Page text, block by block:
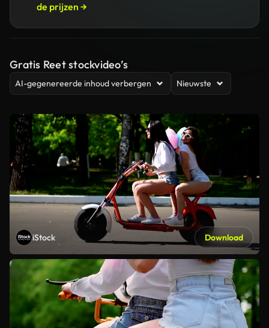
de prijzen →
Gratis Reet stockvideo’s
AI-gegenereerde inhoud verbergen Nieuwste
iStock Download